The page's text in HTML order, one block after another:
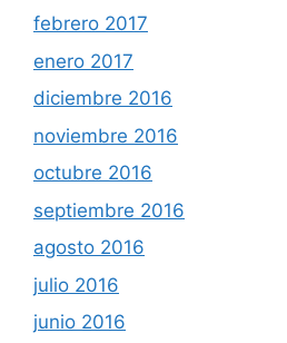
febrero 2017
enero 2017
diciembre 2016
noviembre 2016
octubre 2016
septiembre 2016
agosto 2016
julio 2016
junio 2016